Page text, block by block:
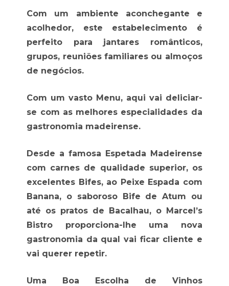
Com um ambiente aconchegante e
acolhedor, este estabelecimento é
perfeito para jantares românticos,
grupos, reuniões familiares ou almoços
de negócios.
Com um vasto Menu, aqui vai deliciar-
se com as melhores especialidades da
gastronomia madeirense.
Desde a famosa Espetada Madeirense
com carnes de qualidade superior, os
excelentes Bifes, ao Peixe Espada com
Banana, o saboroso Bife de Atum ou
até os pratos de Bacalhau, o Marcel’s
Bistro proporciona-lhe uma nova
gastronomia da qual vai ficar cliente e
vai querer repetir.
Uma Boa Escolha de Vinhos